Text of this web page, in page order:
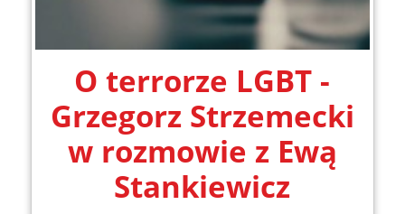
O terrorze LGBT -
Grzegorz Strzemecki
w rozmowie z Ewą
Stankiewicz